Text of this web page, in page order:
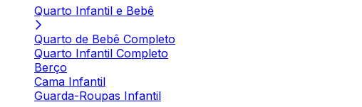
Quarto Infantil e Bebê
Quarto de Bebê Completo
Quarto Infantil Completo
Berço
Cama Infantil
Guarda-Roupas Infantil